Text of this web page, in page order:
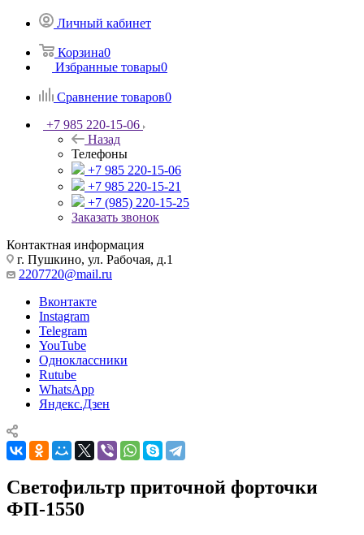
Личный кабинет
Корзина0
Избранные товары0
Сравнение товаров0
+7 985 220-15-06
Назад
Телефоны
+7 985 220-15-06
+7 985 220-15-21
+7 (985) 220-15-25
Заказать звонок
Контактная информация
г. Пушкино, ул. Рабочая, д.1
2207720@mail.ru
Вконтакте
Instagram
Telegram
YouTube
Одноклассники
Rutube
WhatsApp
Яндекс.Дзен
Светофильтр приточной форточки
ФП-1550